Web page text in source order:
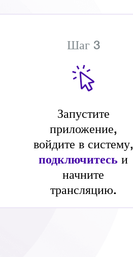
Шаг 3
Запустите
приложение,
войдите в систему,
подключитесь и
начните
трансляцию.